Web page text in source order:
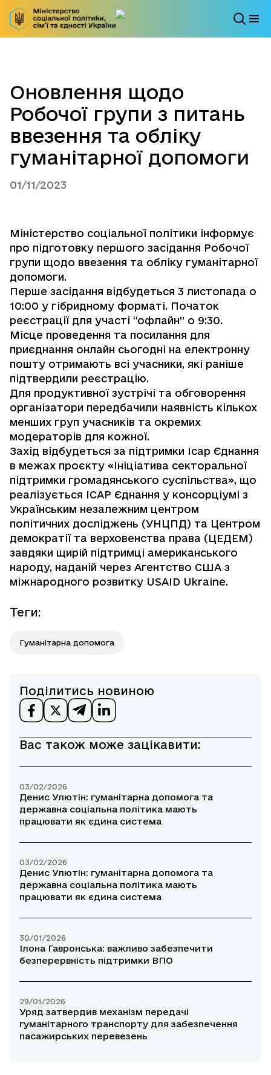
Оновлення щодо
Робочої групи з питань
ввезення та обліку
гуманітарної допомоги
01/11/2023
Міністерство соціальної політики інформує
про підготовку першого засідання Робочої
групи щодо ввезення та обліку гуманітарної
допомоги.
Перше засідання відбудеться 3 листопада о
10:00 у гібридному форматі. Початок
реєстрації для участі “офлайн” о 9:30.
Місце проведення та посилання для
приєднання онлайн сьогодні на електронну
пошту отримають всі учасники, які раніше
підтвердили реєстрацію.
Для продуктивної зустрічі та обговорення
організатори передбачили наявність кількох
менших груп учасників та окремих
модераторів для кожної.
Захід відбудеться за підтримки Ісар Єднання
в межах проєкту «Ініціатива секторальної
підтримки громадянського суспільства», що
реалізується ІСАР Єднання у консорціумі з
Українським незалежним центром
політичних досліджень (УНЦПД) та Центром
демократії та верховенства права (ЦЕДЕМ)
завдяки щирій підтримці американського
народу, наданій через Агентство США з
міжнародного розвитку USAID Ukraine.
Теги:
Гуманітарна допомога
Поділитись новиною
Вас також може зацікавити:
03/02/2026
Денис Улютін: гуманітарна допомога та
державна соціальна політика мають
працювати як єдина система
03/02/2026
Денис Улютін: гуманітарна допомога та
державна соціальна політика мають
працювати як єдина система
30/01/2026
Ілона Гавронська: важливо забезпечити
безперервність підтримки ВПО
29/01/2026
Уряд затвердив механізм передачі
гуманітарного транспорту для забезпечення
пасажирських перевезень